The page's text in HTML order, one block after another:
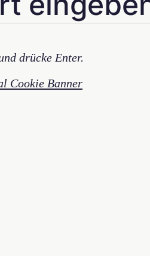
drücke Enter.
Cookie Banner